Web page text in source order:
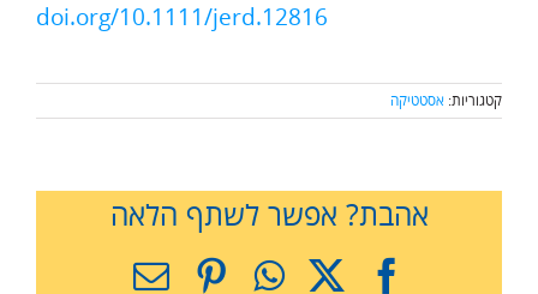
doi.org/10.1111/jerd.12816
קטגוריות: אסטטיקה
אהבת? אפשר לשתף הלאה
Facebook
X
WhatsApp
Pinterest
כתובת